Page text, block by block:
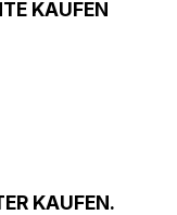
KAUFEN
KAUFEN.